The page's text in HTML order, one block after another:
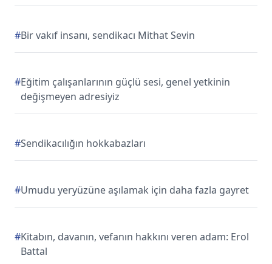
#Bir vakıf insanı, sendikacı Mithat Sevin
#Eğitim çalışanlarının güçlü sesi, genel yetkinin
değişmeyen adresiyiz
#Sendikacılığın hokkabazları
#Umudu yeryüzüne aşılamak için daha fazla gayret
#Kitabın, davanın, vefanın hakkını veren adam: Erol
Battal